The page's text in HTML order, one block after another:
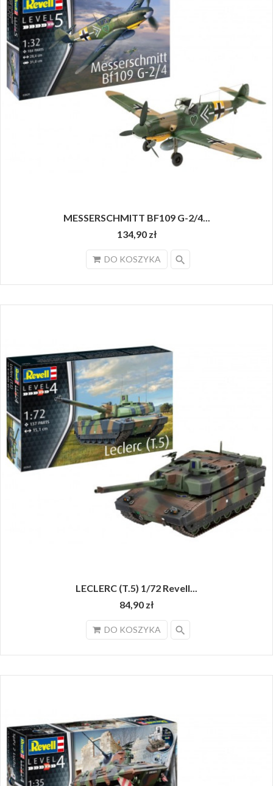
MESSERSCHMITT BF109 G-2/4...
134,90 zł
DO KOSZYKA search
LECLERC (T.5) 1/72 Revell...
84,90 zł
DO KOSZYKA search